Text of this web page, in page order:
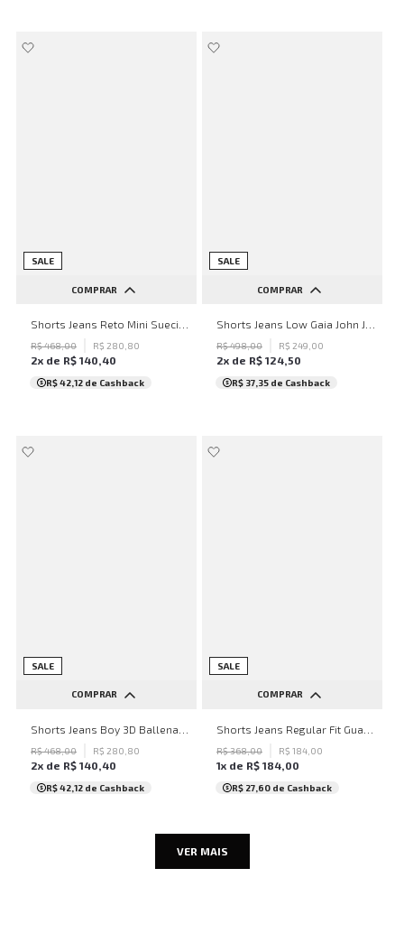
SALE
COMPRAR
40 42
R$468,00 R$ 280 80
2x de R$ 140,40
R$ 42,12 de Cashback
SALE
COMPRAR
40 42 44
R$498,00 R$ 249 00
2x de R$ 124,50
R$ 37,35 de Cashback
SALE
COMPRAR
42 44 48 50
R$468,00 R$ 280 80
2x de R$ 140 40
R$ 42,12 de Cashback
SALE
COMPRAR
32 34 36 38
R$368,00 R$ 184 00
1x de R$ 184 00
R$ 27,60 de Cashback
VER MAIS